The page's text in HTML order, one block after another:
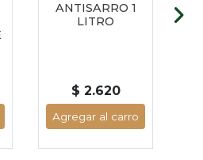
ANTISARRO 1
LITRO
$ 2.620
Agregar al carro